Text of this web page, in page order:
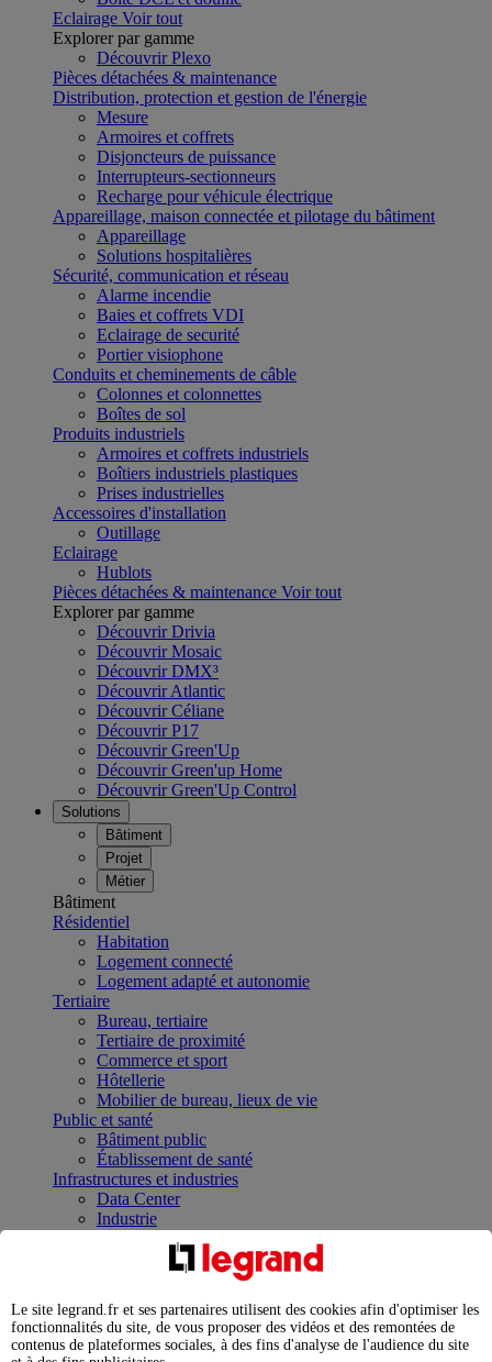
Eclairage Voir tout
Explorer par gamme
Découvrir Plexo
Pièces détachées & maintenance
Distribution, protection et gestion de l'énergie
Mesure
Armoires et coffrets
Disjoncteurs de puissance
Interrupteurs-sectionneurs
Recharge pour véhicule électrique
Appareillage, maison connectée et pilotage du bâtiment
Appareillage
Solutions hospitalières
Sécurité, communication et réseau
Alarme incendie
Baies et coffrets VDI
Eclairage de securité
Portier visiophone
Conduits et cheminements de câble
Colonnes et colonnettes
Boîtes de sol
Produits industriels
Armoires et coffrets industriels
Boîtiers industriels plastiques
Prises industrielles
Accessoires d'installation
Outillage
Eclairage
Hublots
Pièces détachées & maintenance Voir tout
Explorer par gamme
Découvrir Drivia
Découvrir Mosaic
Découvrir DMX³
Découvrir Atlantic
Découvrir Céliane
Découvrir P17
Découvrir Green'Up
Découvrir Green'up Home
Découvrir Green'Up Control
Solutions
Bâtiment
Projet
Métier
Bâtiment
Résidentiel
Habitation
Logement connecté
Logement adapté et autonomie
Tertiaire
Bureau, tertiaire
Tertiaire de proximité
Commerce et sport
Hôtellerie
Mobilier de bureau, lieux de vie
Public et santé
Bâtiment public
Établissement de santé
Infrastructures et industries
Data Center
Industrie
Infrastructures
Contrôler et planifier le fonctionnement des appareils
Répartir et optimiser son tableau électrique
Legrand Data Center Solutions : concentrer les
expertises au service de vos performances
Le site legrand.fr et ses partenaires utilisent des cookies afin d'optimiser les
fonctionnalités du site, de vous proposer des vidéos et des remontées de
contenus de plateformes sociales, à des fins d'analyse de l'audience du site